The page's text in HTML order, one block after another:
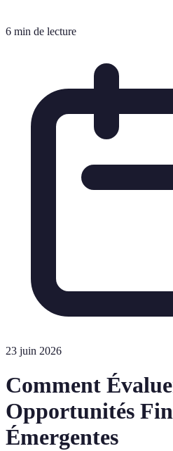
6 min de lecture
23 juin 2026
Comment
Opportunités
Émergentes